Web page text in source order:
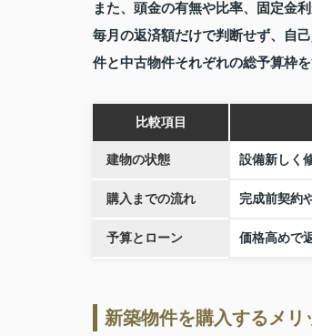
また、頭金の有無や比率、固定金
毎月の返済額だけで判断せず、自
件と中古物件それぞれの総予算枠
比較項目
建物の状態 設備新しく
購入までの流れ 完成前契約
予算とローン 価格高めで
新築物件を購入するメ